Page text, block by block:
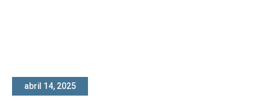
abril 14, 2025